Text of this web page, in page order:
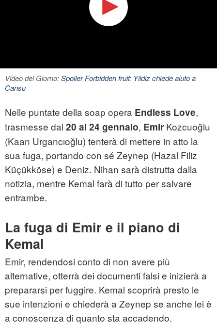
Video del Giorno:Spoiler Forbidden fruit: Yildiz chiede aiuto a
Cansu
Nelle puntate della soap opera Endless Love,
trasmesse dal 20 al 24 gennaio, Emir Kozcuoğlu
(Kaan Urgancıoğlu) tenterà di mettere in atto la
sua fuga, portando con sé Zeynep (Hazal Filiz
Küçükköse) e Deniz. Nihan sarà distrutta dalla
notizia, mentre Kemal farà di tutto per salvare
entrambe.
La fuga di Emir e il piano di
Kemal
Emir, rendendosi conto di non avere più
alternative, otterrà dei documenti falsi e inizierà a
prepararsi per fuggire. Kemal scoprirà presto le
sue intenzioni e chiederà a Zeynep se anche lei è
a conoscenza di quanto sta accadendo.